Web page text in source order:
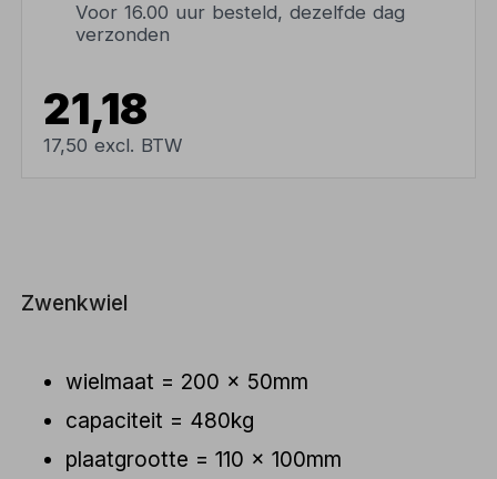
Voor 16.00 uur besteld, dezelfde dag
verzonden
21,18
17,50 excl. BTW
Zwenkwiel
wielmaat = 200 x 50mm
capaciteit = 480kg
plaatgrootte = 110 x 100mm